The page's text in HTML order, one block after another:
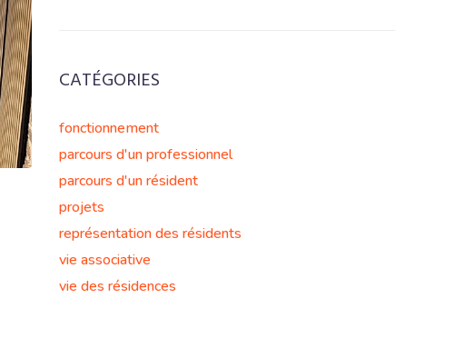
CATÉGORIES
fonctionnement
parcours d'un professionnel
parcours d'un résident
projets
représentation des résidents
vie associative
vie des résidences